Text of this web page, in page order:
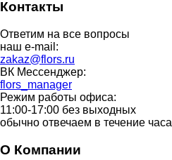
Контакты
Ответим на все вопросы
наш e-mail:
zakaz@flors.ru
ВК Мессенджер:
flors_manager
Режим работы офиса:
11:00-17:00 без выходных
обычно отвечаем в течение часа
О Компании